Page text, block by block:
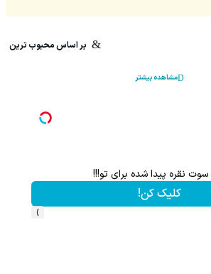
بر اساس محبوب ترین
مشاهده بیشتر
کلیک کن!
›